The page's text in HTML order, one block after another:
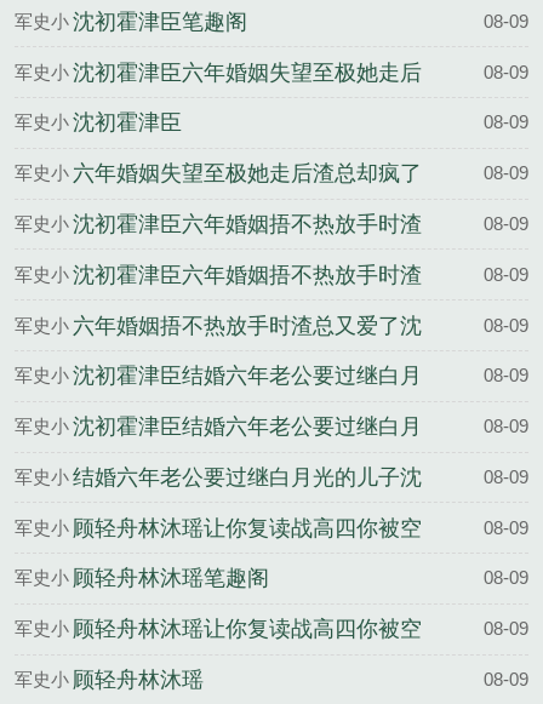
说
渣总却疯了完整版
军史小
说
沈初霍津臣笔趣阁 08-09
军史小
说
沈初霍津臣六年婚姻失望至极她走后
渣总却疯了全文
08-09
军史小
说
沈初霍津臣 08-09
军史小
说
六年婚姻失望至极她走后渣总却疯了
沈初霍津臣结局
08-09
军史小
说
沈初霍津臣六年婚姻捂不热放手时渣
总又爱了完整版
08-09
军史小
说
沈初霍津臣六年婚姻捂不热放手时渣
总又爱了全文
08-09
军史小
说
六年婚姻捂不热放手时渣总又爱了沈
初霍津臣结局
08-09
军史小
说
沈初霍津臣结婚六年老公要过继白月
光的儿子完整版
08-09
军史小
说
沈初霍津臣结婚六年老公要过继白月
光的儿子全文
08-09
军史小
说
结婚六年老公要过继白月光的儿子沈
初霍津臣结局
08-09
军史小
说
顾轻舟林沐瑶让你复读战高四你被空
军捡漏了完整版
08-09
军史小
说
顾轻舟林沐瑶笔趣阁 08-09
军史小
说
顾轻舟林沐瑶让你复读战高四你被空
军捡漏了全文
08-09
军史小 顾轻舟林沐瑶 08-09